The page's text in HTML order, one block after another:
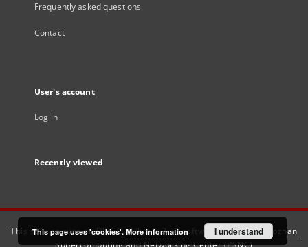
Frequently asked questions
Contact
User's account
Log in
Recently viewed
This service runs onDInGO dLibra 6.3.21software created by
Poznan
Supercomputing and Networking Center (PSNC)
This page uses 'cookies'. More information I understand